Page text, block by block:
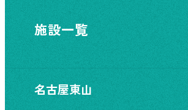
施設一覧
名古屋東山